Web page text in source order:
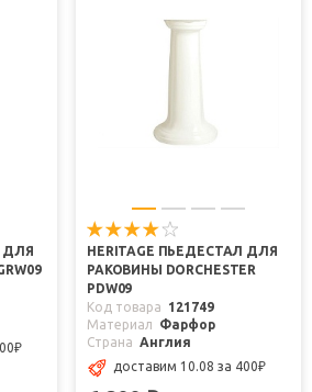
ДЛЯ
₽
HERITAGE ПЬЕДЕСТАЛ ДЛЯ
РАКОВИНЫ DORCHESTER
PDW09
Код товара
121749
Материал
Фарфор
Страна
Англия
доставим 10.08 за 400₽